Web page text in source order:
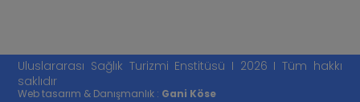
Uluslararası Sağlık Turizmi Enstitüsü I 2026 I Tüm hakkı
saklıdır
Web tasarım & Danışmanlık : Gani Köse